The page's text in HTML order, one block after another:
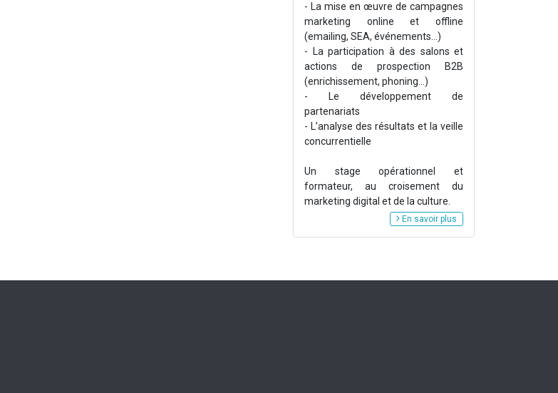
- La mise en œuvre de campagnes
marketing online et offline
(emailing, SEA, événements…)
- La participation à des salons et
actions de prospection B2B
(enrichissement, phoning...)
- Le développement de
partenariats
- L’analyse des résultats et la veille
concurrentielle
Un stage opérationnel et
formateur, au croisement du
marketing digital et de la culture.
En savoir plus